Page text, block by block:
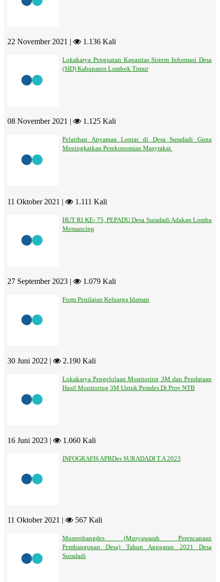
22 November 2021 | 1.136 Kali
Lokakarya Penguatan Kapasitas Sistem Informasi Desa
(SID) Kabupaten Lombok Timur
08 November 2021 | 1.125 Kali
Pelatihan Anyaman Lontar di Desa Suradadi Guna
Meningkatkan Perekonomian Masyrakat.
11 Oktober 2021 | 1.111 Kali
HUT RI KE- 75, PEPADU Desa Suradadi Adakan Lomba
Memancing
27 September 2023 | 1.079 Kali
Form Penilaian Keluarga Idaman
30 Juni 2022 | 2.190 Kali
Lokakarya Pengelolaan Monitoring 3M dan Pendataan
Hasil Monitoring 3M Untuk Pemdes Di Prov NTB
16 Juni 2023 | 1.060 Kali
INFOGRAFIS APBDes SURADADI T.A 2023
11 Oktober 2021 | 567 Kali
Musrenbangdes (Musyawarah Perencanaan
Pembangunan Desa) Tahun Anggaran 2021 Desa
Suradadi